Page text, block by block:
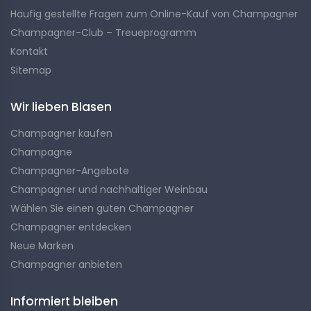
eine Widerstandskraft, die die Familie charakterisieren
sollte.
1988–2010: Renaissance und Anerkennung
Pierre, Sohn von Philippe und Elisabeth, übernahm 1988
das Unternehmen. Die Befragung führte 1992 zu einem
völligen Verzicht auf Herbizide. 1999 kam Biodynamik auf
den Plan, gefolgt vom Erwerb von 4 Hektar in Vertus im
Jahr 2002. Anerkennung und Auszeichnungen gab es in
Hülle und Fülle in den folgenden Jahren, mit dem Bau
eines Kellers im Jahr 2010, um eine längere Reifung in
Holz zu gewährleisten.
2017–2020: Familienkontinuität und neue
Häufig gestellte Fragen zum Online-Kauf von Champagner
Champagner-Club – Treueprogramm
Kontakt
Sitemap
Wir lieben Blasen
Champagner kaufen
Champagne
Champagner-Angebote
Champagner und nachhaltiger Weinbau
Wählen Sie einen guten Champagner
Champagner entdecken
Neue Marken
Champagner anbieten
Informiert bleiben